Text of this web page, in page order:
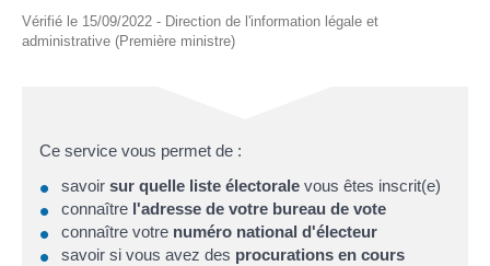
Vérifié le 15/09/2022 - Direction de l'information légale et
administrative (Première ministre)
Ce service vous permet de :
savoir sur quelle liste électorale vous êtes inscrit(e)
connaître l'adresse de votre bureau de vote
connaître votre numéro national d'électeur
savoir si vous avez des procurations en cours